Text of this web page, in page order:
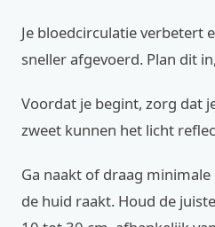
Je bloedcirculatie verbetert
sneller afgevoerd. Plan dit
Voordat je begint, zorg dat
zweet kunnen het licht
Ga naakt of draag
de huid raakt. Houd de